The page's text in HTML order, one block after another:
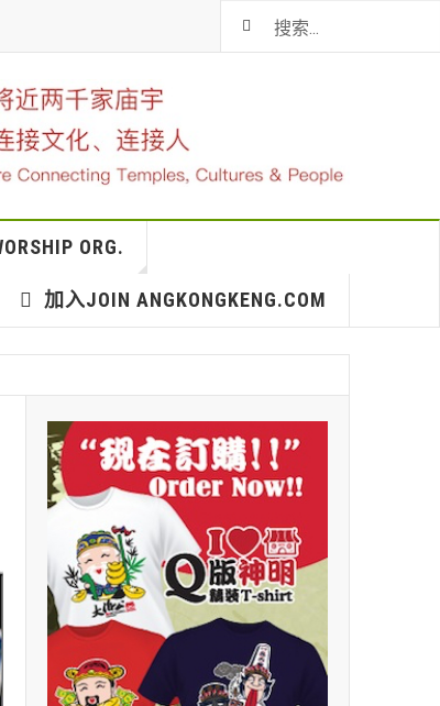
ORG.
加入JOIN ANGKONGKENG.COM